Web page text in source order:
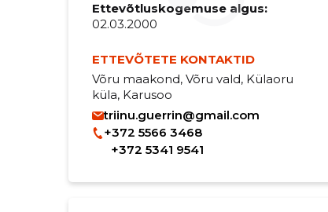
Ettevõtluskogemuse algus:
02.03.2000
ETTEVÕTETE KONTAKTID
Võru maakond, Võru vald, Külaoru
küla, Karusoo
triinu.guerrin@gmail.com
+372 5566 3468
+372 5341 9541